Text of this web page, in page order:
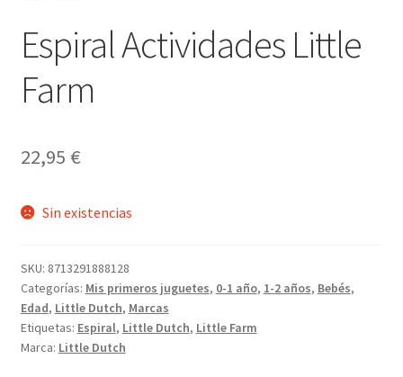
Espiral Actividades Little
Farm
22,95 €
Sin existencias
SKU: 8713291888128
Categorías: Mis primeros juguetes, 0-1 año, 1-2 años, Bebés,
Edad, Little Dutch, Marcas
Etiquetas: Espiral, Little Dutch, Little Farm
Marca: Little Dutch